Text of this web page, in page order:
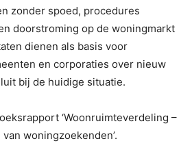
zonder spoed, procedures
doorstroming op de woningmarkt
dienen als basis voor
en corporaties over nieuw
bij de huidige situatie.
‘Woonruimteverdeling –
woningzoekenden’.